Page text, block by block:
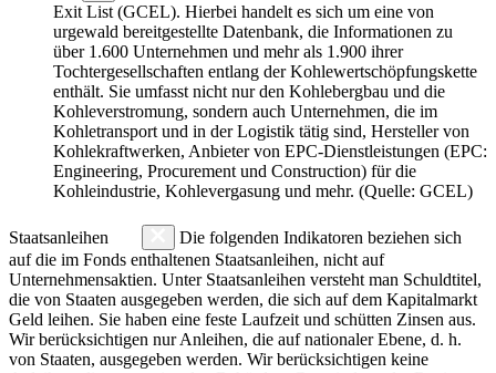
Exit List (GCEL). Hierbei handelt es sich um eine von
urgewald bereitgestellte Datenbank, die Informationen zu
über 1.600 Unternehmen und mehr als 1.900 ihrer
Tochtergesellschaften entlang der Kohlewertschöpfungskette
enthält. Sie umfasst nicht nur den Kohlebergbau und die
Kohleverstromung, sondern auch Unternehmen, die im
Kohletransport und in der Logistik tätig sind, Hersteller von
Kohlekraftwerken, Anbieter von EPC-Dienstleistungen (EPC:
Engineering, Procurement und Construction) für die
Kohleindustrie, Kohlevergasung und mehr. (Quelle: GCEL)
Staatsanleihen
Die folgenden Indikatoren beziehen sich
auf die im Fonds enthaltenen Staatsanleihen, nicht auf
Unternehmensaktien. Unter Staatsanleihen versteht man Schuldtitel,
die von Staaten ausgegeben werden, die sich auf dem Kapitalmarkt
Geld leihen. Sie haben eine feste Laufzeit und schütten Zinsen aus.
Wir berücksichtigen nur Anleihen, die auf nationaler Ebene, d. h.
von Staaten, ausgegeben werden. Wir berücksichtigen keine